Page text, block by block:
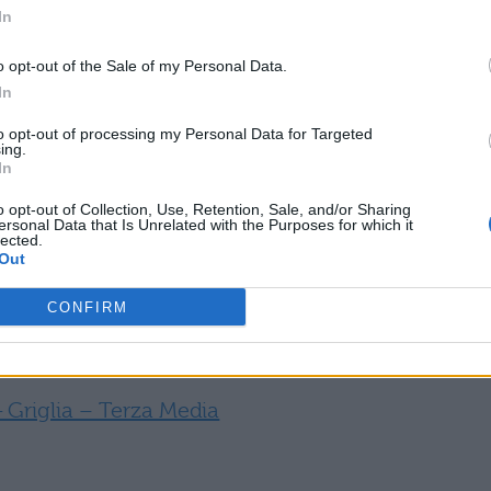
opt-out of the Sale of my Personal Data.
opt-out of processing my Personal Data for Targeted
opt-out of Collection, Use, Retention, Sale, and/or Sharing
Data that Is Unrelated with the Purposes for which it
CONFIRM
– Seconda Superiore
– Seconda Superiore
– Terza Media
– Terza Media